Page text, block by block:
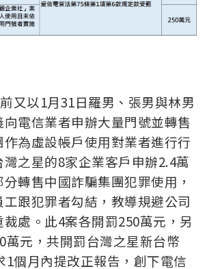
又以1月31日羅男、張男與林男
電信業者申辦大量門號並轉售
為虛設帳戶使用對業者進行行
之星的8家企業客戶申辦2.4萬
轉售中國詐騙集團犯罪使用，
跟犯罪者勾結，教導規避公司
處。此4案各開罰250萬元，另
萬元，共開罰台灣之星新台幣
1個月內提改正報告，創下電信